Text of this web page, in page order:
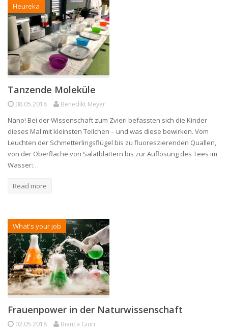
Heureka
Tanzende Moleküle
08.05.2018 Benedikt Meyer
Nano! Bei der Wissenschaft zum Zvieri befassten sich die Kinder
dieses Mal mit kleinsten Teilchen – und was diese bewirken. Vom
Leuchten der Schmetterlingsflügel bis zu fluoreszierenden Quallen,
von der Oberfläche von Salatblättern bis zur Auflösung des Tees im
Wasser:…
Read more
What's your job
Frauenpower in der Naturwissenschaft
02.05.2018 Bianca Giuri